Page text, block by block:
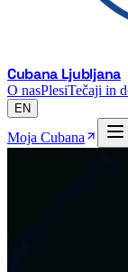
Cubana Ljubljana
O nasPlesiTečaji in
EN
Moja Cubana